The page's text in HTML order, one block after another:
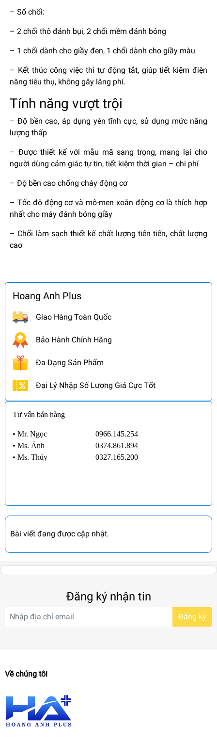
– Số chổi:
– 2 chổi thô đánh bụi, 2 chổi mềm đánh bóng
– 1 chổi dành cho giầy đen, 1 chổi dành cho giầy màu
– Kết thúc công việc thì tự động tắt, giúp tiết kiệm điện
năng tiêu thụ, không gây lãng phí.
Tính năng vượt trội
– Độ bền cao, áp dụng yên tĩnh cực, sử dụng mức năng
lượng thấp
– Được thiết kế với mẫu mã sang trọng, mang lại cho
người dùng cảm giác tự tin, tiết kiệm thời gian – chi phí
– Độ bền cao chống cháy động cơ
– Tốc độ động cơ và mô-men xoắn động cơ là thích hợp
nhất cho máy đánh bóng giầy
– Chổi làm sạch thiết kế chất lượng tiên tiến, chất lượng
cao
Hoang Anh Plus
Giao Hàng Toàn Quốc
Bảo Hành Chính Hãng
Đa Dạng Sản Phẩm
Đại Lý Nhập Số Lượng Giá Cực Tốt
Tư vấn bán hàng
• Mr. Ngọc
0966.145.254
• Ms. Ánh
0374.861.894
• Ms. Thúy 0327.165.200
Bài viết đang được cập nhật.
Đăng ký nhận tin
Đăng ký
Về chúng tôi